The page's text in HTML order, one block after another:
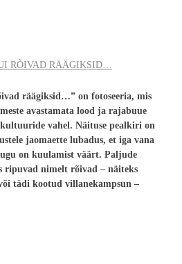
RÕIVAD RÄÄGIKSID…
räägiksid…” on fotoseeria, mis
avastamata lood ja rajabuue
vahel. Näituse pealkiri on
jaomaette lubadus, et iga vana
on kuulamist väärt. Paljude
ripuvad nimelt rõivad – näiteks
tädi kootud villanekampsun –